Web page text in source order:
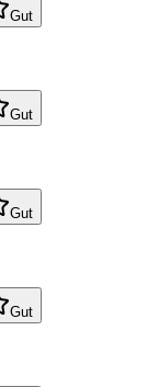
Gut
Gut
Gut
Gut